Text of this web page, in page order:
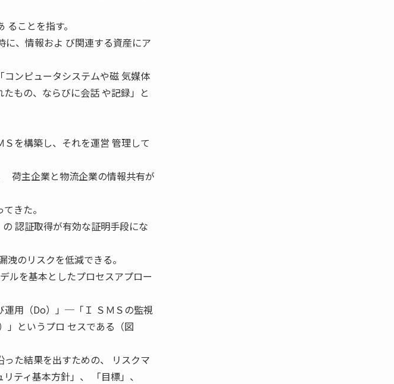
ことを指す。
、情報およ び関連する資産にア
ンピュータシステムや磁 気媒体
もの、ならびに会話 や記録」と
を構築し、それを運営 管理して
荷主企業と物流企業の情報共有が
きた。
認証取得が有効な証明手段にな
のリスクを低減できる。
を基本としたプロセスアプロー
運用（Do）」─「Ｉ ＳＭＳの監視
」というプロ セスである（図
た結果を出すための、 リスクマ
ティ基本方針」、 「目標」、